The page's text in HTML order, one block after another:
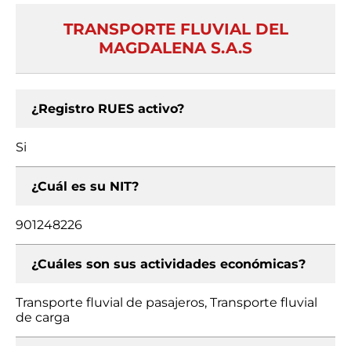
TRANSPORTE FLUVIAL DEL
MAGDALENA S.A.S
¿Registro RUES activo?
Si
¿Cuál es su NIT?
901248226
¿Cuáles son sus actividades económicas?
Transporte fluvial de pasajeros, Transporte fluvial
de carga